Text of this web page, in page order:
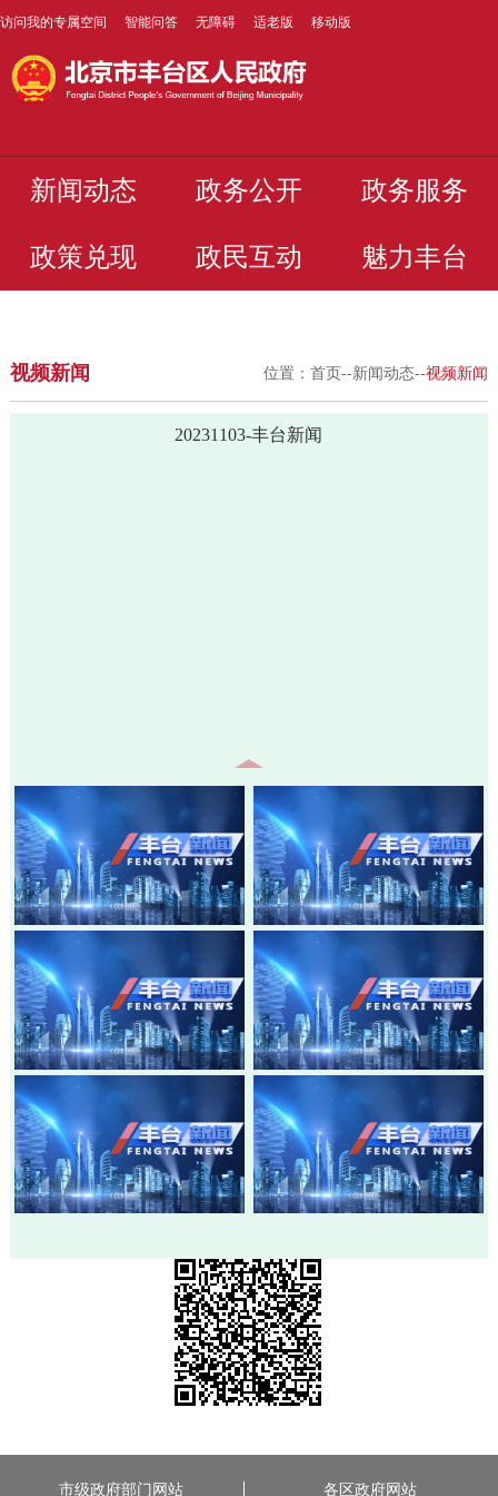
访问我的专属空间 智能问答 无障碍 适老版 移动版
新闻动态 政务公开 政务服务
政策兑现 政民互动 魅力丰台
视频新闻 位置：首页--新闻动态--视频新闻
20231103-丰台新闻
20260805-丰台新闻
20260803-丰台新闻
20260730-丰台新闻
20260728-丰台新闻
20260724-丰台新闻
市级政府部门网站 各区政府网站